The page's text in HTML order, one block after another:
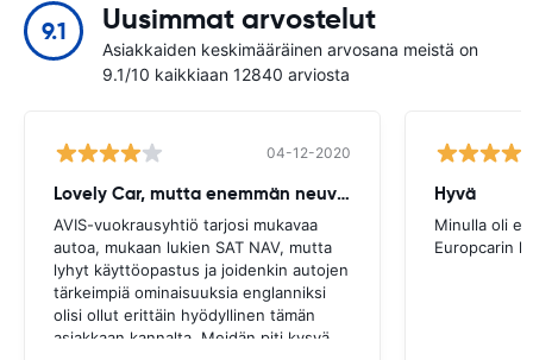
9.1 Uusimmat arvostelut
Asiakkaiden keskimääräinen arvosana meistä on
9.1/10 kaikkiaan 12840 arviosta
04-12-2020
Lovely Car, mutta enemmän neuvoja tarvitaan
AVIS-vuokrausyhtiö tarjosi mukavaa
autoa, mukaan lukien SAT NAV, mutta
lyhyt käyttöopastus ja joidenkin autojen
tärkeimpiä ominaisuuksia englanniksi
olisi ollut erittäin hyödyllinen tämän
asiakkaan kannalta. Meidän piti kysyä
Hyvä
Minulla oli
Europcarin